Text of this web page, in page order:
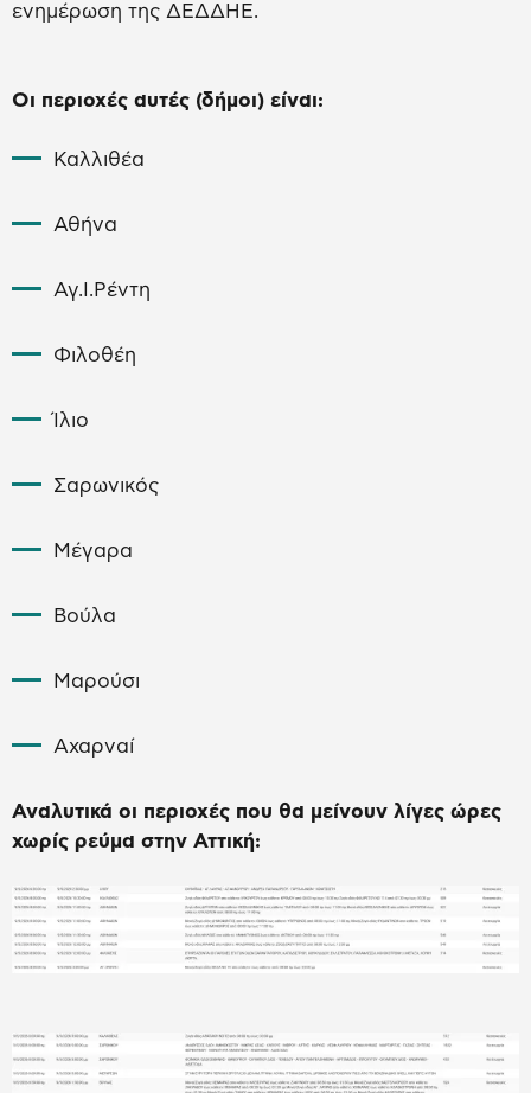
ενημέρωση της ΔΕΔΔΗΕ.
Οι περιοχές αυτές (δήμοι) είναι:
Καλλιθέα
Αθήνα
Αγ.Ι.Ρέντη
Φιλοθέη
Ίλιο
Σαρωνικός
Μέγαρα
Βούλα
Μαρούσι
Αχαρναί
Αναλυτικά οι περιοχές που θα μείνουν λίγες ώρες
χωρίς ρεύμα στην Αττική: